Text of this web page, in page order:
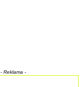
- Reklama -